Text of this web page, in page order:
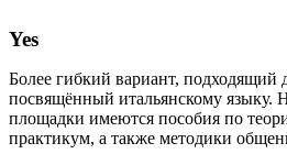
Yes
Более гибкий вариант, подходящий
посвящённый итальянскому языку.
площадки имеются пособия по
практикум, а также методики